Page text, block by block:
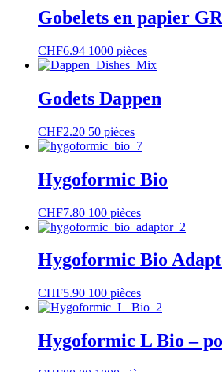
plusieurs
variations.
options
peuvent
choisies
sur
page
du
Gobelets en papier
CHF6.94 1000 piècesCe
produit
variations.
choisies
sur
page
du
Godets Dappen
CHF2.20 50 piècesCe
produit
plusieurs
variations.
options
peuvent
choisies
sur
page
du
Hygoformic Bio
CHF7.80 100 pièces
Hygoformic Bio
CHF5.90 100 pièces
Hygoformic L Bio –